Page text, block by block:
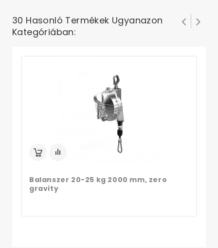
30 Hasonló Termékek Ugyanazon
Kategóriában:
Balanszer 20-25 kg 2000 mm, zero
gravity